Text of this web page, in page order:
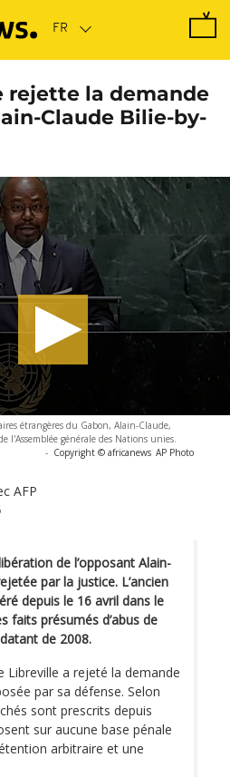
rejette la demande
Claude Bilie-by-
étrangères du Gabon, Alain-Claude,
l'Assemblée générale des Nations unies.
- Copyright © africanews AP Photo
AFP
de l’opposant Alain-
par la justice. L’ancien
depuis le 16 avril dans le
faits présumés d’abus de
de 2008.
Libreville a rejeté la demande
par sa défense. Selon
sont prescrits depuis
sur aucune base pénale
arbitraire et une